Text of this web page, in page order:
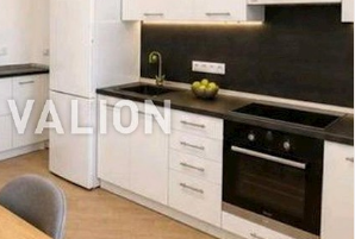
детей и спортивных майданчиков.
до метро Позняки 10 хвилин пішки.
гимназии, детские садочки, Метро,
Порядок гарні озера со
бесідками для отдыха Цена 71000
Valion/ 1152090